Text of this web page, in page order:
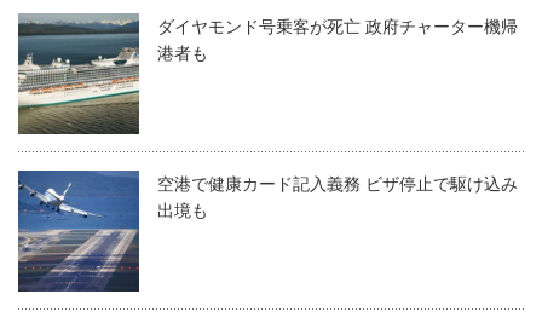
ダイヤモンド号乗客が死亡 政府チャーター機帰
港者も
空港で健康カード記入義務 ビザ停止で駆け込み
出境も